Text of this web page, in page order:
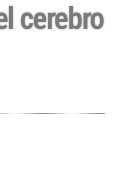
cerebro